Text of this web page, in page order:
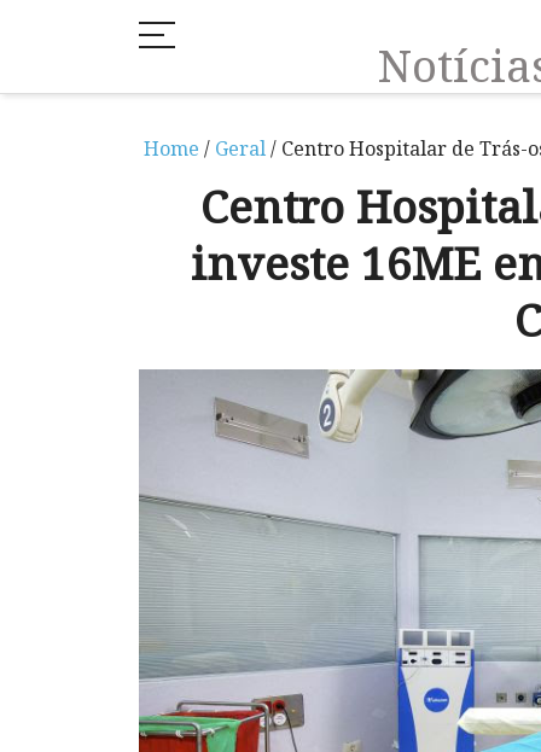
Home / Geral/ Centro Hospitalar de Trás-
Centro
investe 16ME